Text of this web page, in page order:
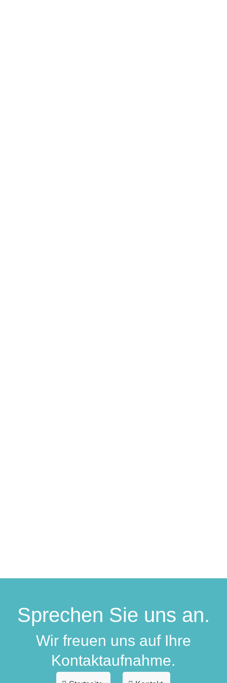
Sprechen Sie uns an.
Wir freuen uns auf Ihre
Kontaktaufnahme.